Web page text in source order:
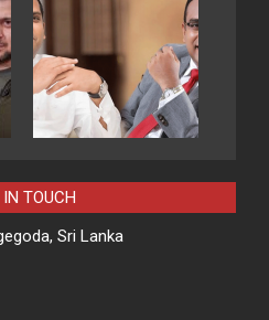
TOUCH
Sri Lanka